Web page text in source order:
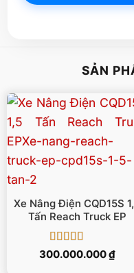
SẢN
Xe Nâng Điện CQD15S
Tấn Reach Truck EP
Được xếp
300.000.000₫